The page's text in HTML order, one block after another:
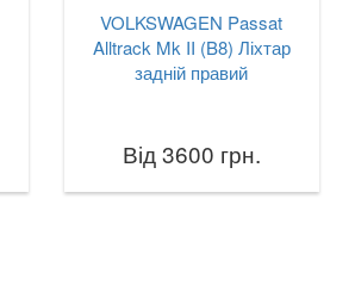
VOLKSWAGEN Passat
Alltrack Mk II (B8) Ліхтар
задній правий
Від 3600 грн.